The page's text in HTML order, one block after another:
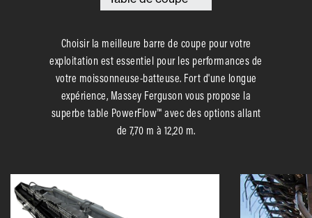
Choisir la meilleure barre de coupe pour votre
exploitation est essentiel pour les performances de
votre moissonneuse-batteuse. Fort d'une longue
expérience, Massey Ferguson vous propose la
superbe table PowerFlow™ avec des options allant
de 7,70 m à 12,20 m.